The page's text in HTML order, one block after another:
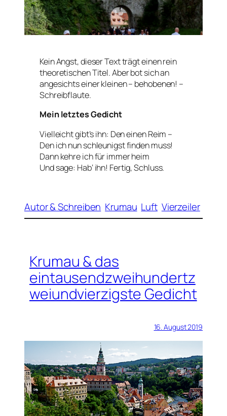
Kein Angst, dieser Text trägt einen rein
theoretischen Titel. Aber bot sich an
angesichts einer kleinen – behobenen! –
Schreibflaute.
Mein letztes Gedicht
Vielleicht gibt’s ihn: DeneinenReim –
Den ich nun schleunigst finden muss!
Dann kehre ich für immer heim
Und sage: Hab‘ ihn! Fertig, Schluss.
Autor & Schreiben Krumau Luft Vierzeiler
Krumau & das
eintausendzweihundertz
weiundvierzigste Gedicht
16. August 2019